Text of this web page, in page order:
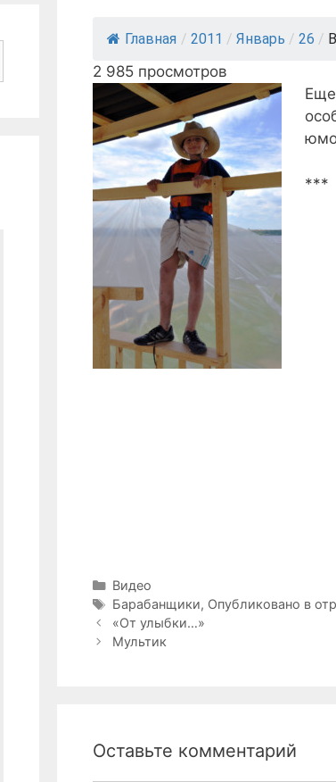
Главная / 2011 / Январь / 26 /
2 985 просмотров
***
Рубрики
Видео
Метки
Барабанщики, Опубликовано в
Навигация
записи
«От улыбки…»
Мультик
Оставьте комментарий